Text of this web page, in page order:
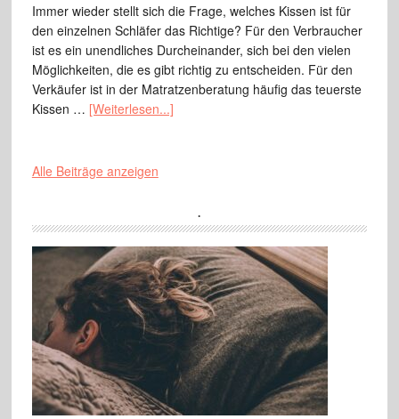
Immer wieder stellt sich die Frage, welches Kissen ist für
den einzelnen Schläfer das Richtige? Für den Verbraucher
ist es ein unendliches Durcheinander, sich bei den vielen
Möglichkeiten, die es gibt richtig zu entscheiden. Für den
Verkäufer ist in der Matratzenberatung häufig das teuerste
Kissen … [Weiterlesen...]
Alle Beiträge anzeigen
.